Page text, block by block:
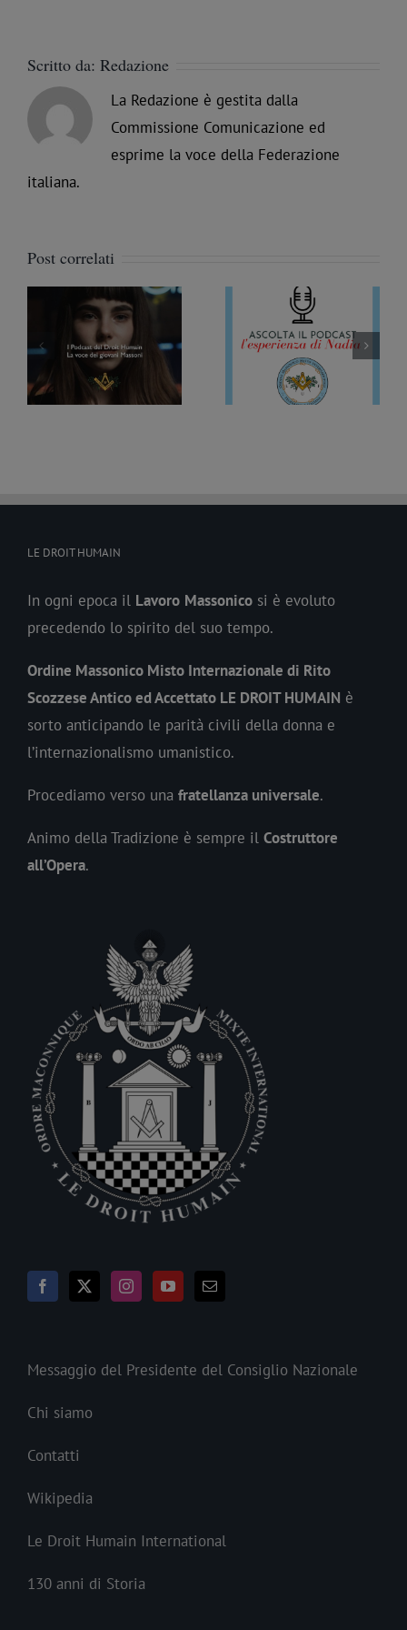
Scritto da: Redazione
La Redazione è gestita dalla
Commissione Comunicazione ed
esprime la voce della Federazione
italiana.
Post correlati
Podcast sulla
Massoneria #9 –
L’esperienza di Nadia
Podcast sulla
Massoneria #8 –
L’esperienza di Patrizia
LE DROIT HUMAIN
In ogni epoca il Lavoro Massonico si è evoluto
precedendo lo spirito del suo tempo.
Ordine Massonico Misto Internazionale di Rito
Scozzese Antico ed Accettato LE DROIT HUMAIN è
sorto anticipando le parità civili della donna e
l’internazionalismo umanistico.
Procediamo verso una fratellanza universale.
Animo della Tradizione è sempre il Costruttore
all’Opera.
Messaggio del Presidente del Consiglio Nazionale
Chi siamo
Contatti
Wikipedia
Le Droit Humain International
130 anni di Storia